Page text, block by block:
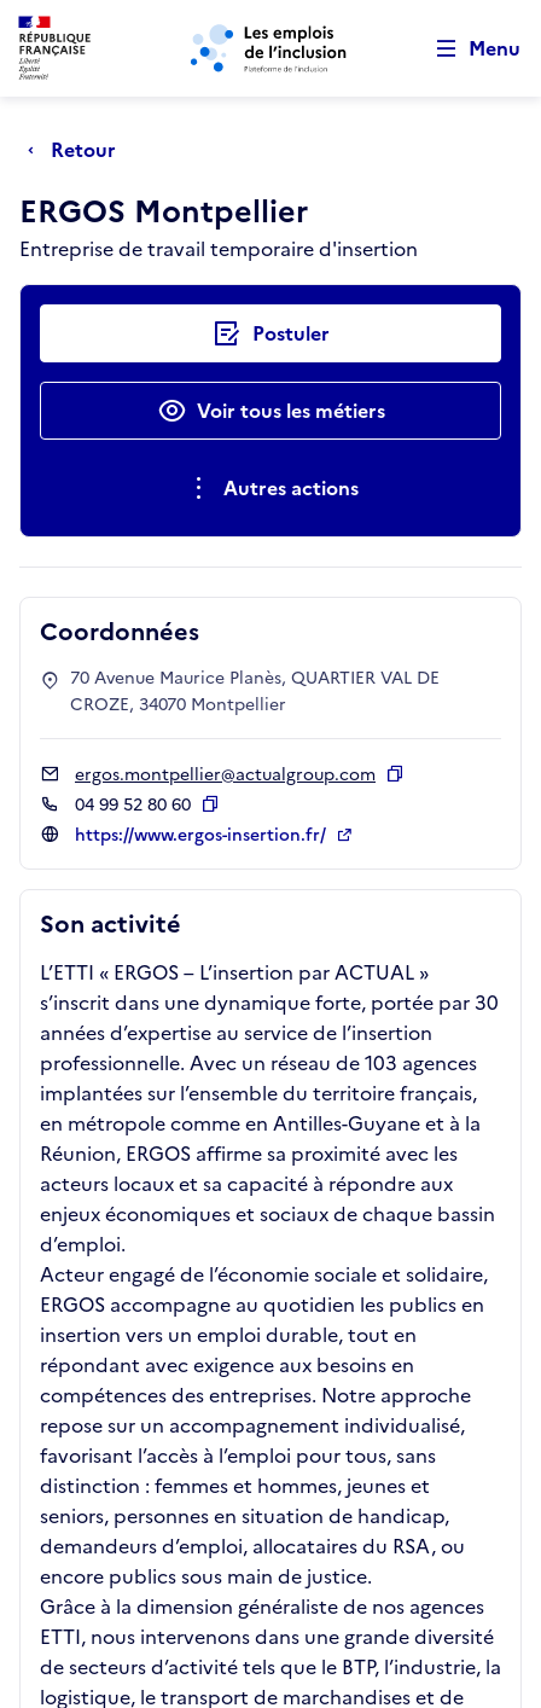
Aller au menu principal Aller au contenu principal
Menu
Retour
ERGOS Montpellier
Entreprise de travail temporaire d'insertion
Actions rapides Postuler
Voir tous les métiers
Autres actions
Son activité
L’ETTI « ERGOS – L’insertion par ACTUAL »
s’inscrit dans une dynamique forte, portée par 30
années d’expertise au service de l’insertion
professionnelle. Avec un réseau de 103 agences
implantées sur l’ensemble du territoire français,
en métropole comme en Antilles-Guyane et à la
Réunion, ERGOS affirme sa proximité avec les
acteurs locaux et sa capacité à répondre aux
enjeux économiques et sociaux de chaque bassin
d’emploi.
Acteur engagé de l’économie sociale et solidaire,
ERGOS accompagne au quotidien les publics en
insertion vers un emploi durable, tout en
répondant avec exigence aux besoins en
compétences des entreprises. Notre approche
repose sur un accompagnement individualisé,
favorisant l’accès à l’emploi pour tous, sans
distinction : femmes et hommes, jeunes et
seniors, personnes en situation de handicap,
demandeurs d’emploi, allocataires du RSA, ou
encore publics sous main de justice.
Grâce à la dimension généraliste de nos agences
ETTI, nous intervenons dans une grande diversité
de secteurs d’activité tels que le BTP, l’industrie, la
logistique, le transport de marchandises et de
Coordonnées
70 Avenue Maurice Planès, QUARTIER VAL DE
CROZE, 34070 Montpellier
ergos.montpellier@actualgroup.com
04 99 52 80 60
Copier
https://www.ergos-insertion.fr/
Retour au début de la page
Panneau de gestion des cookies